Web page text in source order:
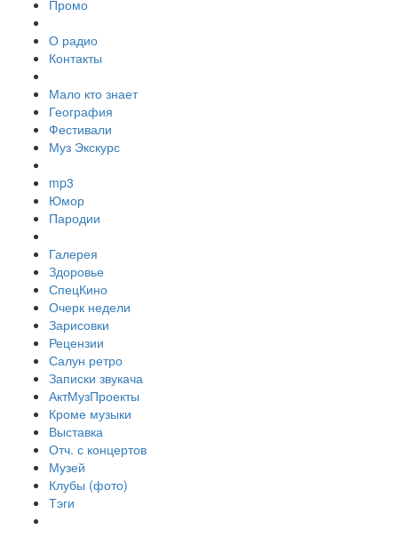
Промо
О радио
Контакты
Мало кто знает
География
Фестивали
Муз Экскурс
mp3
Юмор
Пародии
Галерея
Здоровье
СпецКино
Очерк недели
Зарисовки
Рецензии
Салун ретро
Записки звукача
АктМузПроекты
Кроме музыки
Выставка
Отч. с концертов
Музей
Клубы (фото)
Тэги